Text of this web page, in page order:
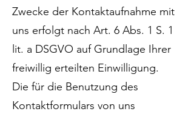
Zwecke der Kontaktaufnahme mit
uns erfolgt nach Art. 6 Abs. 1 S. 1
lit. a DSGVO auf Grundlage Ihrer
freiwillig erteilten Einwilligung.
Die für die Benutzung des
Kontaktformulars von uns